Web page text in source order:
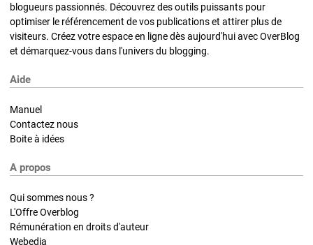
blogueurs passionnés. Découvrez des outils puissants pour
optimiser le référencement de vos publications et attirer plus de
visiteurs. Créez votre espace en ligne dès aujourd'hui avec OverBlog
et démarquez-vous dans l'univers du blogging.
Aide
Manuel
Contactez nous
Boite à idées
A propos
Qui sommes nous ?
L'Offre Overblog
Rémunération en droits d'auteur
Webedia